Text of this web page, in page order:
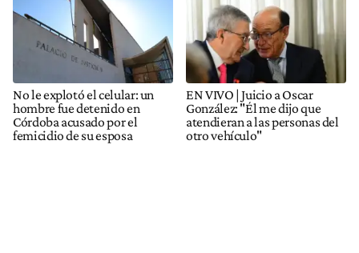
No le explotó el celular: un
hombre fue detenido en
Córdoba acusado por el
femicidio de su esposa
EN VIVO | Juicio a Oscar
González: "Él me dijo que
atendieran a las personas del
otro vehículo"